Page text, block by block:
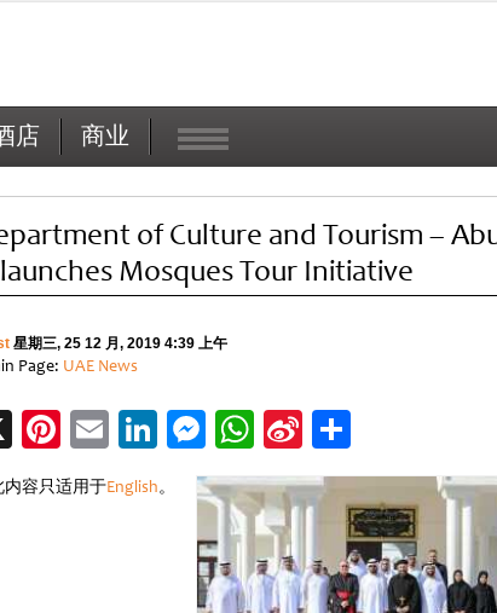
店 商业
of Culture and Tourism –
Mosques Tour Initiative
星期三, 25 12 月, 2019 4:39 上午
Page: UAE News
X Pinterest
EmailLinkedIn
Messenger
WhatsApp
Sina
Weibo
分
享
容只适用于English。